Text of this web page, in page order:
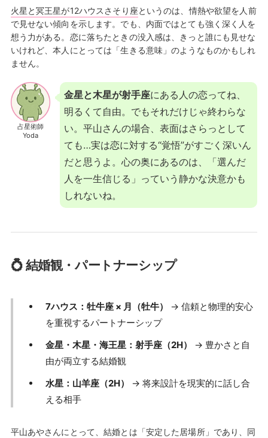
火星と冥王星が12ハウスさそり座というのは、情熱や欲望を人前
で見せない傾向を示します。でも、内面ではとても強く深く人を
想う力がある。恋に落ちたときの没入感は、きっと誰にも見せな
いけれど、本人にとっては「生きる意味」のようなものかもしれ
ません。
占星術師
Yoda
金星と木星が射手座にある人の恋ってね、
明るくて自由。でもそれだけじゃ終わらな
い。平山さんの場合、表面はさらっとして
ても…実は恋に対する“覚悟”がすごく深いん
だと思うよ。心の奥にあるのは、「選んだ
人を一生信じる」っていう静かな決意かも
しれないね。
💍 結婚観・パートナーシップ
7ハウス：牡牛座 × 月（牡牛）
→ 信頼と物理的安心
を重視するパートナーシップ
金星・木星・海王星：射手座（2H）
→ 豊かさと自
由が両立する結婚観
水星：山羊座（2H）
→ 将来設計を現実的に話し合
える相手
平山あやさんにとって、結婚とは「安定した居場所」であり、同